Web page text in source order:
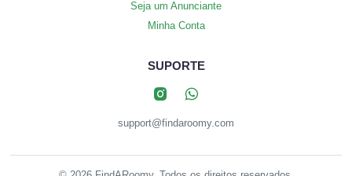
Seja um Anunciante
Minha Conta
SUPORTE
support@findaroomy.com